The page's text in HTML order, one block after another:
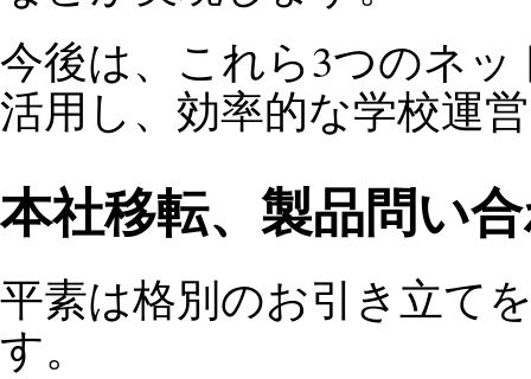
今後は、これら3つのネ
活用し、効率的な学校運
本社移転、製品問い
平素は格別のお引き立て
す。